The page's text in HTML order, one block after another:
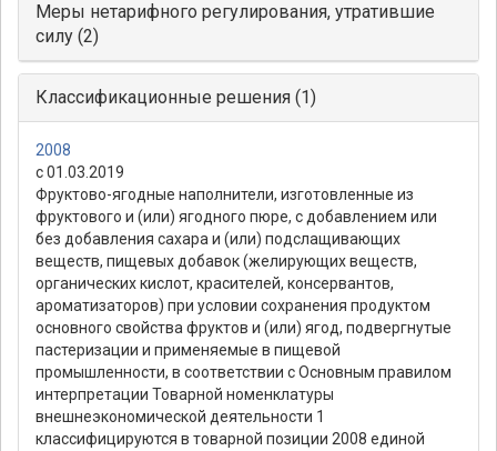
Меры нетарифного регулирования, утратившие
силу (2)
Классификационные решения (1)
2008
с 01.03.2019
Фруктово-ягодные наполнители, изготовленные из
фруктового и (или) ягодного пюре, с добавлением или
без добавления сахара и (или) подслащивающих
веществ, пищевых добавок (желирующих веществ,
органических кислот, красителей, консервантов,
ароматизаторов) при условии сохранения продуктом
основного свойства фруктов и (или) ягод, подвергнутые
пастеризации и применяемые в пищевой
промышленности, в соответствии с Основным правилом
интерпретации Товарной номенклатуры
внешнеэкономической деятельности 1
классифицируются в товарной позиции 2008 единой